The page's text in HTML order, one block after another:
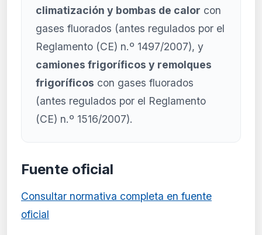
climatización y bombas de calor con
gases fluorados (antes regulados por el
Reglamento (CE) n.º 1497/2007), y
camiones frigoríficos y remolques
frigoríficos con gases fluorados
(antes regulados por el Reglamento
(CE) n.º 1516/2007).
Fuente oficial
Consultar normativa completa en fuente
oficial